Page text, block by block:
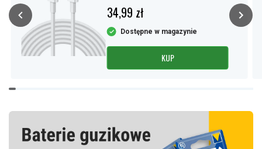
34,99 zł
Dostępne w magazynie
KUP
Item
of